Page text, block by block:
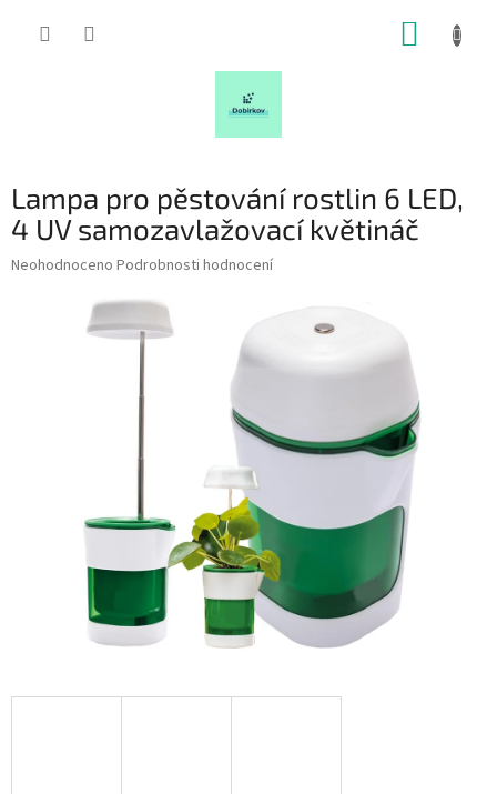
Lampa pro pěstování rostlin 6 LED,
4 UV samozavlažovací květináč
Průměrné
Neohodnoceno Podrobnosti hodnocení